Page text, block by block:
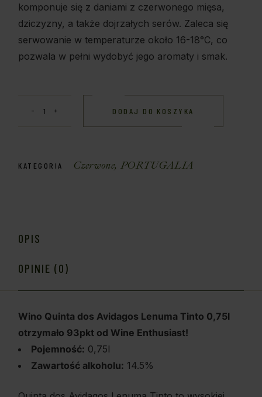
komponuje się z daniami z czerwonego mięsa,
dziczyzny, a także dojrzałych serów. Zaleca się
serwowanie w temperaturze około 16-18°C, co
pozwala w pełni wydobyć jego aromaty i smak.
DODAJ DO KOSZYKA
KATEGORIA Czerwone, PORTUGALIA
OPIS
OPINIE (0)
Wino Quinta dos Avidagos Lenuma Tinto 0,75l
otrzymało 93pkt od Wine Enthusiast!
Pojemność: 0,75l
Zawartość alkoholu: 14.5%